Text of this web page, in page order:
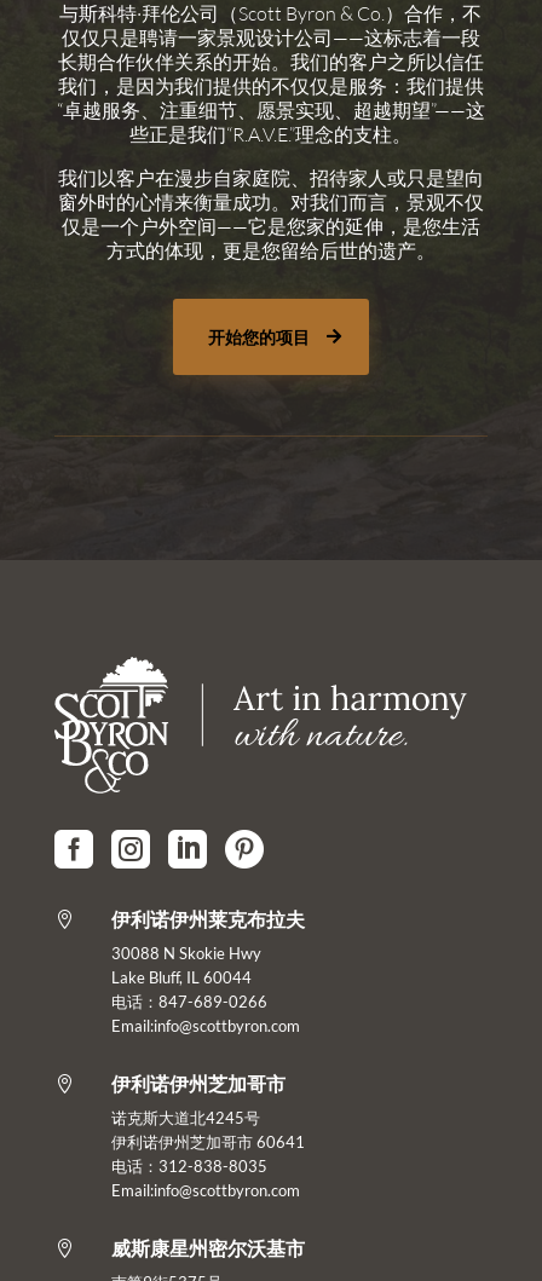
与斯科特·拜伦公司（Scott Byron & Co.）合作，不
仅仅只是聘请一家景观设计公司——这标志着一段
长期合作伙伴关系的开始。我们的客户之所以信任
我们，是因为我们提供的不仅仅是服务：我们提供
“卓越服务、注重细节、愿景实现、超越期望”——这
些正是我们“R.A.V.E.”理念的支柱。
我们以客户在漫步自家庭院、招待家人或只是望向
窗外时的心情来衡量成功。对我们而言，景观不仅
仅是一个户外空间——它是您家的延伸，是您生活
方式的体现，更是您留给后世的遗产。
开始您的项目
   
 伊利诺伊州莱克布拉夫
30088 N Skokie Hwy
Lake Bluff, IL 60044
电话：847-689-0266
Email:info@scottbyron.com
 伊利诺伊州芝加哥市
诺克斯大道北4245号
伊利诺伊州芝加哥市 60641
电话：312-838-8035
Email:info@scottbyron.com
 威斯康星州密尔沃基市